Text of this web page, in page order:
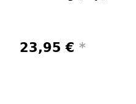
23,95 € *